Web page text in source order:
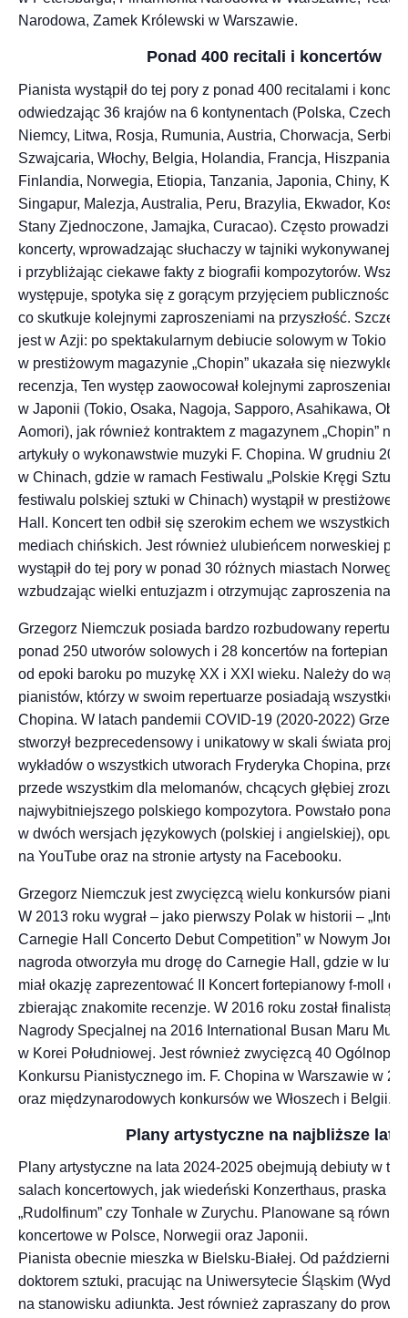
Narodowa, Zamek Królewski w Warszawie.
Ponad 400 recitali i koncertów
Pianista wystąpił do tej pory z ponad 400 recitalami i
odwiedzając 36 krajów na 6 kontynentach (Polska, Czechy,
Niemcy, Litwa, Rosja, Rumunia, Austria, Chorwacja, Serbia,
Szwajcaria, Włochy, Belgia, Holandia, Francja, Hiszpania,
Finlandia, Norwegia, Etiopia, Tanzania, Japonia, Chiny,
Singapur, Malezja, Australia, Peru, Brazylia, Ekwador,
Stany Zjednoczone, Jamajka, Curacao). Często prowadzi
koncerty, wprowadzając słuchaczy w tajniki wykonywanej
i przybliżając ciekawe fakty z biografii kompozytorów.
występuje, spotyka się z gorącym przyjęciem publiczności
co skutkuje kolejnymi zaproszeniami na przyszłość.
jest w Azji: po spektakularnym debiucie solowym w Tokio w
w prestiżowym magazynie „Chopin” ukazała się niezwykle
recenzja, Ten występ zaowocował kolejnymi zaproszeniami
w Japonii (Tokio, Osaka, Nagoja, Sapporo, Asahikawa,
Aomori), jak również kontraktem z magazynem „Chopin” na
artykuły o wykonawstwie muzyki F. Chopina. W grudniu
w Chinach, gdzie w ramach Festiwalu „Polskie Kręgi
festiwalu polskiej sztuki w Chinach) wystąpił w prestiżowej
Hall. Koncert ten odbił się szerokim echem we wszystkich
mediach chińskich. Jest również ulubieńcem norweskiej
wystąpił do tej pory w ponad 30 różnych miastach
wzbudzając wielki entuzjazm i otrzymując zaproszenia na
Grzegorz Niemczuk posiada bardzo rozbudowany repertuar
ponad 250 utworów solowych i 28 koncertów na fortepian z
od epoki baroku po muzykę XX i XXI wieku. Należy do
pianistów, którzy w swoim repertuarze posiadają wszystkie
Chopina. W latach pandemii COVID-19 (2020-2022)
stworzył bezprecedensowy i unikatowy w skali świata
wykładów o wszystkich utworach Fryderyka Chopina,
przede wszystkim dla melomanów, chcących głębiej
najwybitniejszego polskiego kompozytora. Powstało ponad
w dwóch wersjach językowych (polskiej i angielskiej),
na YouTube oraz na stronie artysty na Facebooku.
Grzegorz Niemczuk jest zwycięzcą wielu konkursów
W 2013 roku wygrał – jako pierwszy Polak w historii –
Carnegie Hall Concerto Debut Competition” w Nowym
nagroda otworzyła mu drogę do Carnegie Hall, gdzie w
miał okazję zaprezentować II Koncert fortepianowy f-moll
zbierając znakomite recenzje. W 2016 roku został finalistą
Nagrody Specjalnej na 2016 International Busan Maru
w Korei Południowej. Jest również zwycięzcą 40
Konkursu Pianistycznego im. F. Chopina w Warszawie w
oraz międzynarodowych konkursów we Włoszech i Belgii.
Plany artystyczne na najbliższe lata
Plany artystyczne na lata 2024-2025 obejmują debiuty w
salach koncertowych, jak wiedeński Konzerthaus, praska
„Rudolfinum” czy Tonhale w Zurychu. Planowane są
koncertowe w Polsce, Norwegii oraz Japonii.
Pianista obecnie mieszka w Bielsku-Białej. Od
doktorem sztuki, pracując na Uniwersytecie Śląskim
na stanowisku adiunkta. Jest również zapraszany do